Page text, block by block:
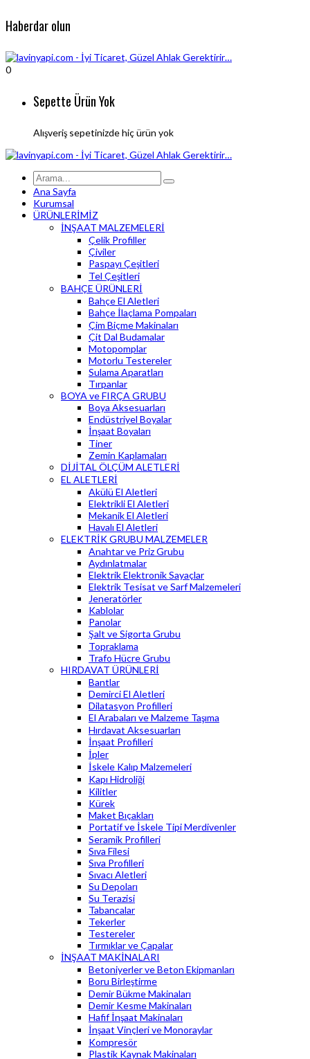
Haberdar olun
0
Sepette Ürün Yok
Alışveriş sepetinizde hiç ürün yok
Ana Sayfa
Kurumsal
ÜRÜNLERİMİZ
İNŞAAT MALZEMELERİ
Çelik Profiller
Çiviler
Paspayı Çeşitleri
Tel Çeşitleri
BAHÇE ÜRÜNLERİ
Bahçe El Aletleri
Bahçe İlaçlama Pompaları
Çim Biçme Makinaları
Çit Dal Budamalar
Motopomplar
Motorlu Testereler
Sulama Aparatları
Tırpanlar
BOYA ve FIRÇA GRUBU
Boya Aksesuarları
Endüstriyel Boyalar
İnşaat Boyaları
Tiner
Zemin Kaplamaları
DİJİTAL ÖLÇÜM ALETLERİ
EL ALETLERİ
Akülü El Aletleri
Elektrikli El Aletleri
Mekanik El Aletleri
Havalı El Aletleri
ELEKTRİK GRUBU MALZEMELER
Anahtar ve Priz Grubu
Aydınlatmalar
Elektrik Elektronik Sayaçlar
Elektrik Tesisat ve Sarf Malzemeleri
Jeneratörler
Kablolar
Panolar
Şalt ve Sigorta Grubu
Topraklama
Trafo Hücre Grubu
HIRDAVAT ÜRÜNLERİ
Bantlar
Demirci El Aletleri
Dilatasyon Profilleri
El Arabaları ve Malzeme Taşıma
Hırdavat Aksesuarları
İnşaat Profilleri
İpler
İskele Kalıp Malzemeleri
Kapı Hidroliği
Kilitler
Kürek
Maket Bıçakları
Portatif ve İskele Tipi Merdivenler
Seramik Profilleri
Sıva Filesi
Sıva Profilleri
Sıvacı Aletleri
Su Depoları
Su Terazisi
Tabancalar
Tekerler
Testereler
Tırmıklar ve Çapalar
İNŞAAT MAKİNALARI
Betoniyerler ve Beton Ekipmanları
Boru Birleştirme
Demir Bükme Makinaları
Demir Kesme Makinaları
Hafif İnşaat Makinaları
İnşaat Vinçleri ve Monoraylar
Kompresör
Plastik Kaynak Makinaları